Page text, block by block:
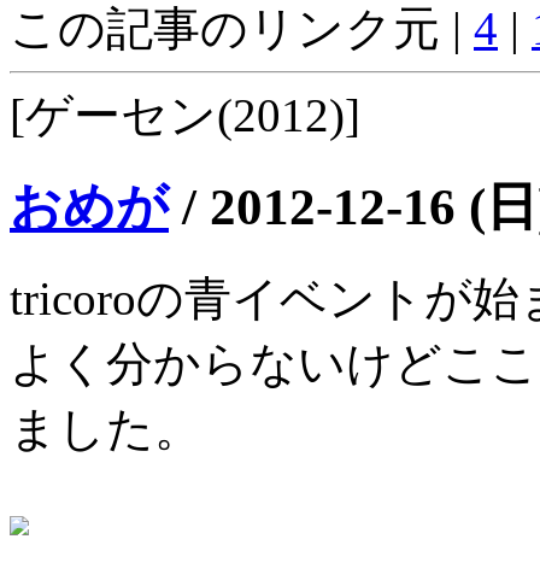
この記事のリンク元 | 4 |
[ゲーセン(2012)]
おめが/ 2012-12-16 (
tricoroの青イベントが
よく分からないけどこ
ました。